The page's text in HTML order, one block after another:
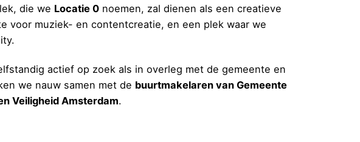
die we Locatie 0 noemen, zal dienen als een creatieve
voor muziek- en contentcreatie, en een plek waar we
actief op zoek als in overleg met de gemeente en
we nauw samen met de buurtmakelaren van Gemeente
Veiligheid Amsterdam.